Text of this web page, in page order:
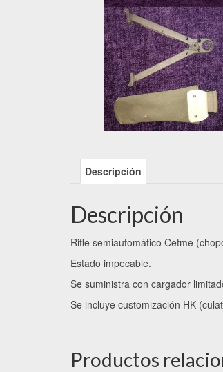
Descripción
Descripción
Rifle semiautomático Cetme
Estado impecable.
Se suministra con cargador
Se incluye customización HK
Productos